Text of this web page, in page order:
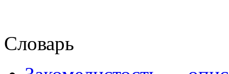
Словарь